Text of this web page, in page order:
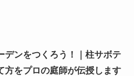
デンをつくろう！｜柱サボテ
方をプロの庭師が伝授します